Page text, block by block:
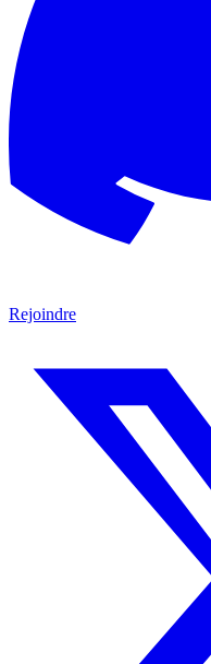
Rejoindre